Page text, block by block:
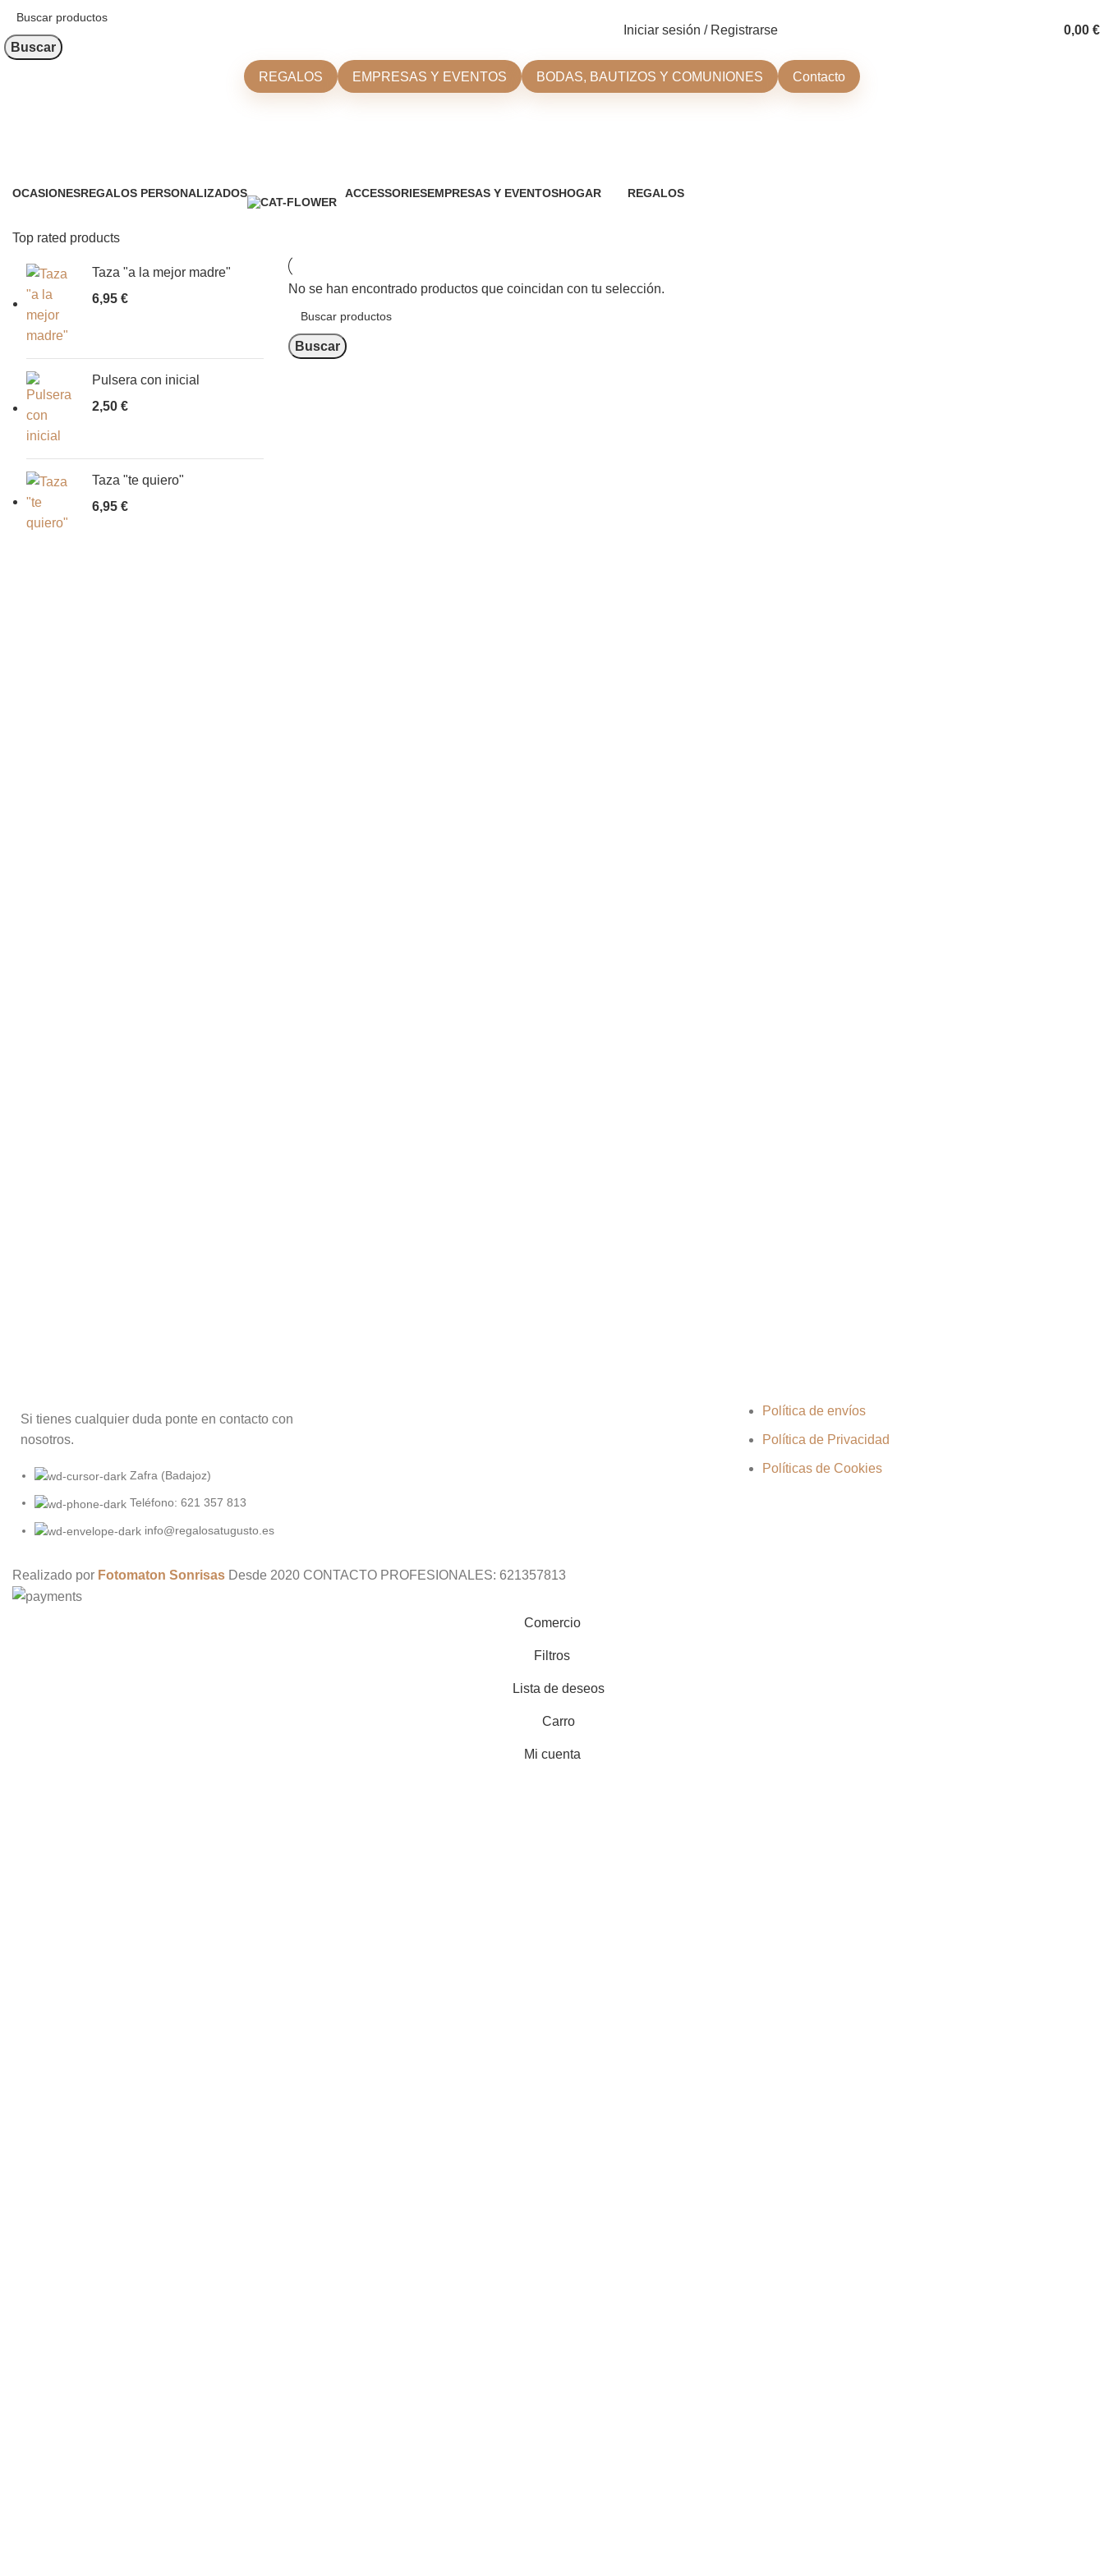
Buscar
Iniciar sesión / Registrarse 0,00 €
REGALOS EMPRESAS Y EVENTOS BODAS, BAUTIZOS Y COMUNIONES Contacto
OCASIONESREGALOS PERSONALIZADOS
ACCESSORIESEMPRESAS Y EVENTOSHOGAR
REGALOS
Top rated products
Taza "a la mejor madre"
6,95 €
Pulsera con inicial
2,50 €
Taza "te quiero"
6,95 €
No se han encontrado productos que coincidan con tu selección.
Buscar
Si tienes cualquier duda ponte en contacto con
nosotros.
Zafra (Badajoz)
Teléfono: 621 357 813
info@regalosatugusto.es
Política de envíos
Política de Privacidad
Políticas de Cookies
Realizado por Fotomaton Sonrisas Desde 2020 CONTACTO PROFESIONALES: 621357813
Comercio
Filtros
Lista de deseos
Carro
Mi cuenta